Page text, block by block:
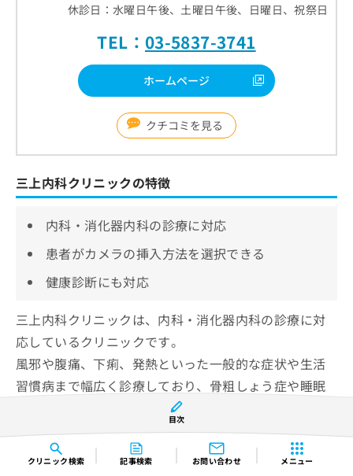
クリニック検索 記事検索 お問い合わせ メニュー
休診日：水曜日午後、土曜日午後、日曜日、祝祭日
TEL： 03-5837-3741
ホームページ
クチコミを見る
三上内科クリニックの特徴
内科・消化器内科の診療に対応
患者がカメラの挿入方法を選択できる
健康診断にも対応
三上内科クリニックは、内科・消化器内科の診療に対
応しているクリニックです。
風邪や腹痛、下痢、発熱といった一般的な症状や生活
習慣病まで幅広く診療しており、骨粗しょう症や睡眠
時無呼吸症候群などの専門的な疾患にも対応していま
目次